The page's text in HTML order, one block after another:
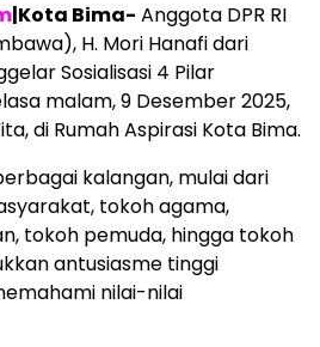
|Kota Bima- Anggota DPR RI
H. Mori Hanafi dari
Sosialisasi 4 Pilar
malam, 9 Desember 2025,
di Rumah Aspirasi Kota Bima.
kalangan, mulai dari
tokoh agama,
tokoh pemuda, hingga tokoh
antusiasme tinggi
nilai-nilai